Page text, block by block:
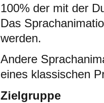
100% der mit der
Das
werden.
Andere
eines klassischen
Zielgruppe